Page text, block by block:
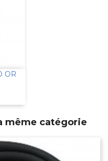
OR
même catégorie